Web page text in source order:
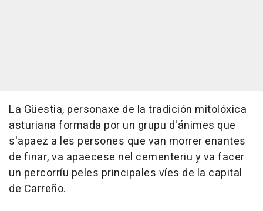
La Güestia, personaxe de la tradición mitolóxica
asturiana formada por un grupu d'ánimes que
s'apaez a les persones que van morrer enantes
de finar, va apaecese nel cementeriu y va facer
un percorríu peles principales víes de la capital
de Carreño.